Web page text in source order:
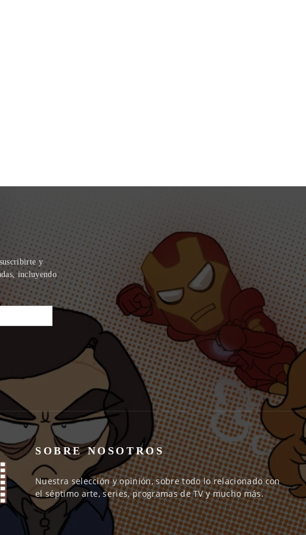
y
incluyendo
SOBRE NOSOTROS
Nuestra selección y opinión, sobre todo lo relacionado con
el séptimo arte, series, programas de TV y mucho más.